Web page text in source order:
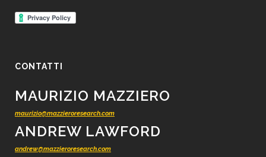
CONTATTI
MAURIZIO MAZZIERO
maurizio@mazzieroresearch.com
ANDREW LAWFORD
andrew@mazzieroresearch.com